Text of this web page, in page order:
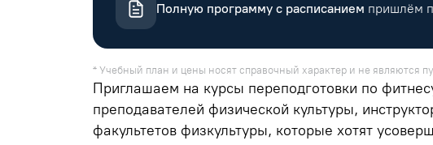
Полную программу с расписанием пришлём
* Учебный план и цены носят справочный характер и не являются
Приглашаем на курсы переподготовки по
преподавателей физической культуры,
факультетов физкультуры, которые хотят